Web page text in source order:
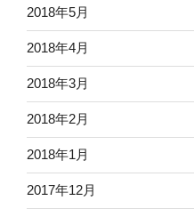
2018年5月
2018年4月
2018年3月
2018年2月
2018年1月
2017年12月